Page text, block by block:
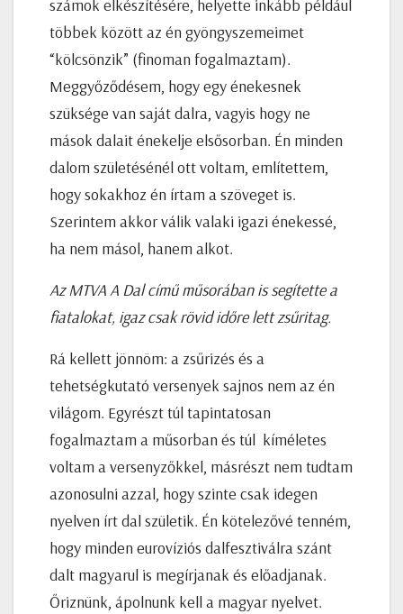
számok elkészítésére, helyette inkább például
többek között az én gyöngyszemeimet
“kölcsönzik” (finoman fogalmaztam).
Meggyőződésem, hogy egy énekesnek
szüksége van saját dalra, vagyis hogy ne
mások dalait énekelje elsősorban. Én minden
dalom születésénél ott voltam, említettem,
hogy sokakhoz én írtam a szöveget is.
Szerintem akkor válik valaki igazi énekessé,
ha nem másol, hanem alkot.
Az MTVA A Dal című műsorában is segítette a
fiatalokat, igaz csak rövid időre lett zsűritag.
Rá kellett jönnöm: a zsűrizés és a
tehetségkutató versenyek sajnos nem az én
világom. Egyrészt túl tapintatosan
fogalmaztam a műsorban és túl kíméletes
voltam a versenyzőkkel, másrészt nem tudtam
azonosulni azzal, hogy szinte csak idegen
nyelven írt dal születik. Én kötelezővé tenném,
hogy minden eurovíziós dalfesztiválra szánt
dalt magyarul is megírjanak és előadjanak.
Őriznünk, ápolnunk kell a magyar nyelvet.